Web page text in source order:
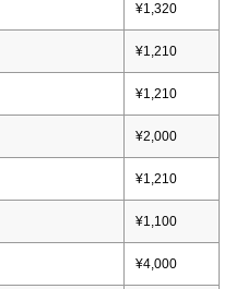
¥1,320
¥1,210
¥1,210
¥2,000
¥1,210
¥1,100
¥4,000